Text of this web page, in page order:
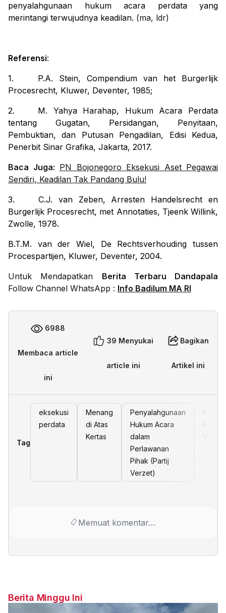
penyalahgunaan hukum acara perdata yang
merintangi terwujudnya keadilan. (ma, ldr)
Referensi:
1.
P.A. Stein, Compendium van het Burgerlijk
Procesrecht, Kluwer, Deventer, 1985;
2.
M. Yahya Harahap, Hukum Acara Perdata
tentang Gugatan, Persidangan, Penyitaan,
Pembuktian, dan Putusan Pengadilan, Edisi Kedua,
Penerbit Sinar Grafika, Jakarta, 2017.
Baca Juga: PN Bojonegoro Eksekusi Aset Pegawai
Sendiri, Keadilan Tak Pandang Bulu!
3.
C.J. van Zeben, Arresten Handelsrecht en
Burgerlijk Procesrecht, met Annotaties, Tjeenk Willink,
Zwolle, 1978.
B.T.M. van der Wiel, De Rechtsverhouding tussen
Procespartijen, Kluwer, Deventer, 2004.
Untuk Mendapatkan Berita Terbaru Dandapala
Follow Channel WhatsApp : Info Badilum MA RI
6988
Membaca article
ini
39 Menyukai
article ini
Bagikan
Artikel ini
Tag
eksekusi
perdata
Menang
di Atas
Kertas
Penyalahgunaan
Hukum Acara
dalam
Perlawanan
Pihak (Partij
Verzet)
Pihak
Memuat komentar…
Berita Minggu Ini